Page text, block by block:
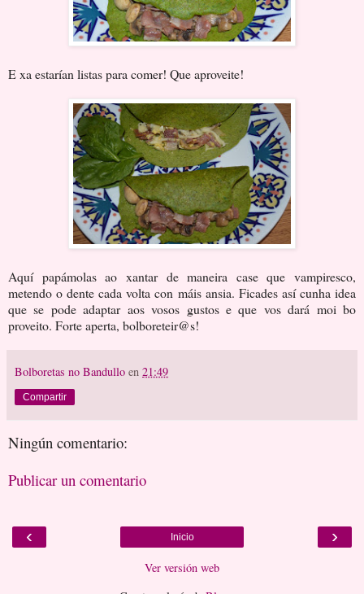
E xa estarían listas para comer! Que aproveite!
Aquí papámolas ao xantar de maneira case que vampiresco,
metendo o dente cada volta con máis ansia. Ficades así cunha idea
que se pode adaptar aos vosos gustos e que vos dará moi bo
proveito. Forte aperta, bolboreteir@s!
Bolboretas no Bandullo en 21:49
Compartir
Ningún comentario:
Publicar un comentario
‹ ›
Inicio
Ver versión web